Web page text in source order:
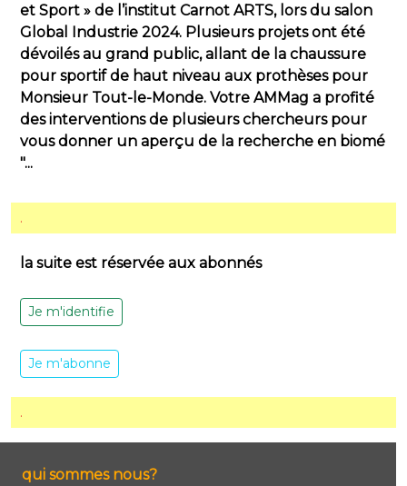
et Sport » de l’institut Carnot ARTS, lors du salon
Global Industrie 2024. Plusieurs projets ont été
dévoilés au grand public, allant de la chaussure
pour sportif de haut niveau aux prothèses pour
Monsieur Tout-le-Monde. Votre AMMag a profité
des interventions de plusieurs chercheurs pour
vous donner un aperçu de la recherche en biomé
"...
.
la suite est réservée aux abonnés
Je m'identifie
Je m'abonne
.
qui sommes nous?